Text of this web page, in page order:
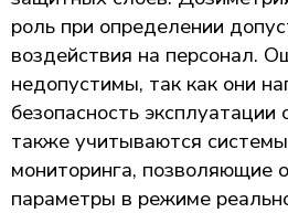
роль при определении
воздействия на персонал.
недопустимы, так как они
безопасность
также учитываются
мониторинга, позволяющие
параметры в режиме